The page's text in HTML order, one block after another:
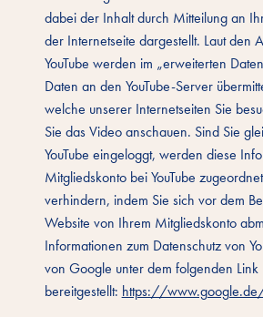
dabei der Inhalt durch Mitteilung an
der Internetseite dargestellt. Laut den
YouTube werden im „erweiterten
Daten an den YouTube-Server
welche unserer Internetseiten Sie
Sie das Video anschauen. Sind Sie
YouTube eingeloggt, werden diese
Mitgliedskonto bei YouTube
verhindern, indem Sie sich vor dem
Website von Ihrem Mitgliedskonto
Informationen zum Datenschutz von
von Google unter dem folgenden Link
bereitgestellt: https://